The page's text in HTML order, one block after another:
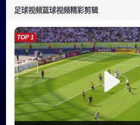
足球视频篮球视频精彩剪辑
TOP 1